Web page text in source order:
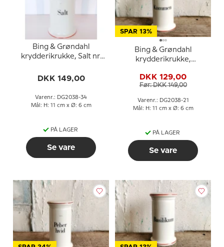
Bing & Grøndahl
krydderikrukke, Salt nr.
DKK 149,00
Varenr.: DG2038-34
Mål: H: 11 cm x Ø: 6 cm
PÅ LAGER
Se vare
SPAR 13%
Bing & Grøndahl
krydderikrukke,
DKK 129,00
Før: DKK 149,00
Varenr.: DG2038-21
Mål: H: 11 cm x Ø: 6 cm
PÅ LAGER
Se vare